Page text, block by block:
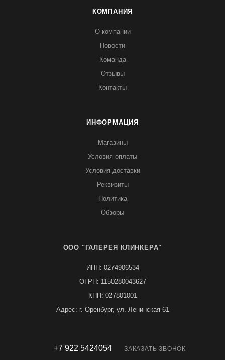
КОМПАНИЯ
О компании
Новости
Команда
Отзывы
Контакты
ИНФОРМАЦИЯ
Магазины
Условия оплаты
Условия доставки
Реквизиты
Политика
Обзоры
ООО "ГАЛЕРЕЯ КЛИНКЕРА"
ИНН: 0274906534
ОГРН: 1150280043627
КПП: 027801001
Адрес: г. Оренбург, ул. Ленинская 61
+7 922 5424054 ЗАКАЗАТЬ ЗВОНОК